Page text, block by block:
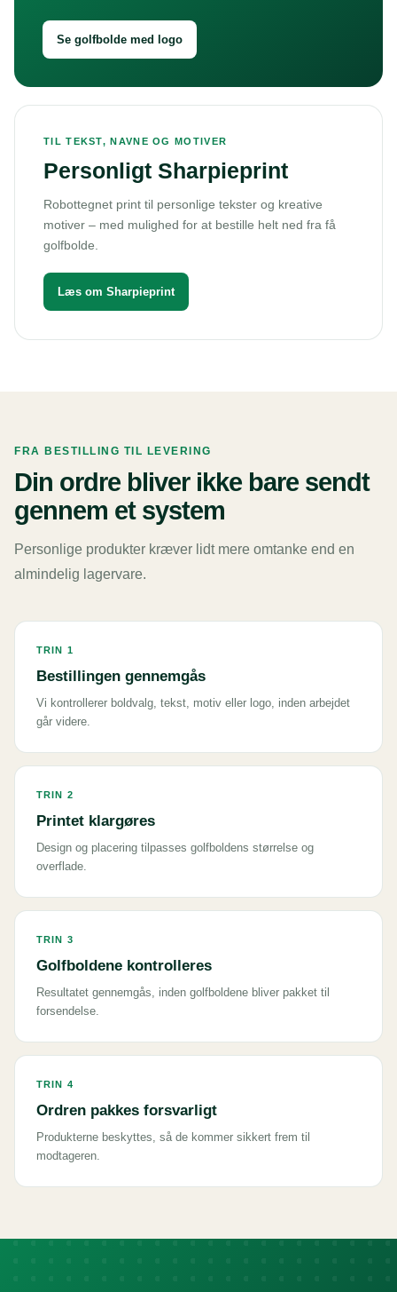
Se golfbolde med logo
TIL TEKST, NAVNE OG MOTIVER
Personligt Sharpieprint
Robottegnet print til personlige tekster og kreative
motiver – med mulighed for at bestille helt ned fra få
golfbolde.
Læs om Sharpieprint
FRA BESTILLING TIL LEVERING
Din ordre bliver ikke bare sendt
gennem et system
Personlige produkter kræver lidt mere omtanke end en
almindelig lagervare.
TRIN 1
Bestillingen gennemgås
Vi kontrollerer boldvalg, tekst, motiv eller logo, inden arbejdet
går videre.
TRIN 2
Printet klargøres
Design og placering tilpasses golfboldens størrelse og
overflade.
TRIN 3
Golfboldene kontrolleres
Resultatet gennemgås, inden golfboldene bliver pakket til
forsendelse.
TRIN 4
Ordren pakkes forsvarligt
Produkterne beskyttes, så de kommer sikkert frem til
modtageren.